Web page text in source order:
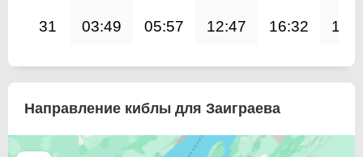
31 03:49 05:57 12:47 16:32
Направление киблы для Заиграева